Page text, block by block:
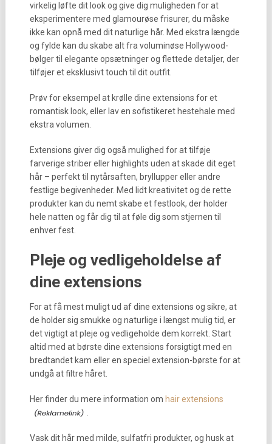
virkelig løfte dit look og give dig muligheden for at
eksperimentere med glamourøse frisurer, du måske
ikke kan opnå med dit naturlige hår. Med ekstra længde
og fylde kan du skabe alt fra voluminøse Hollywood-
bølger til elegante opsætninger og flettede detaljer, der
tilføjer et eksklusivt touch til dit outfit.
Prøv for eksempel at krølle dine extensions for et
romantisk look, eller lav en sofistikeret hestehale med
ekstra volumen.
Extensions giver dig også mulighed for at tilføje
farverige striber eller highlights uden at skade dit eget
hår – perfekt til nytårsaften, bryllupper eller andre
festlige begivenheder. Med lidt kreativitet og de rette
produkter kan du nemt skabe et festlook, der holder
hele natten og får dig til at føle dig som stjernen til
enhver fest.
Pleje og vedligeholdelse af
dine extensions
For at få mest muligt ud af dine extensions og sikre, at
de holder sig smukke og naturlige i længst mulig tid, er
det vigtigt at pleje og vedligeholde dem korrekt. Start
altid med at børste dine extensions forsigtigt med en
bredtandet kam eller en speciel extension-børste for at
undgå at filtre håret.
Her finder du mere information om hair extensions
Vask dit hår med milde, sulfatfri produkter, og husk at